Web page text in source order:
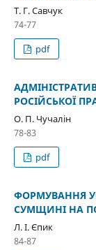
Т. Г. Савчук
74-77
pdf
РОСІЙСЬКОЇ
О. П. Чучалін
78-83
pdf
ФОРМУВАННЯ
СУМЩИНІ НА
Л. І. Єпик
84-87